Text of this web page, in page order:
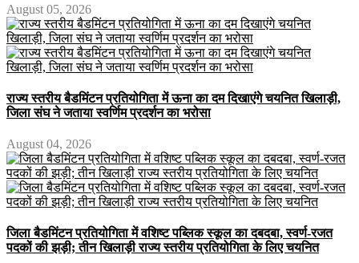
August 05, 2026
राज्य स्तरीय बैडमिंटन प्रतियोगिता में ऊना का दम दिखाएंगे चयनित खिलाड़ी,
जिला संघ ने जताया स्वर्णिम प्रदर्शन का भरोसा
August 04, 2026
जिला बैडमिंटन प्रतियोगिता में वशिष्ट पब्लिक स्कूल का दबदबा, स्वर्ण-रजत
पदकों की झड़ी; तीन खिलाड़ी राज्य स्तरीय प्रतियोगिता के लिए चयनित